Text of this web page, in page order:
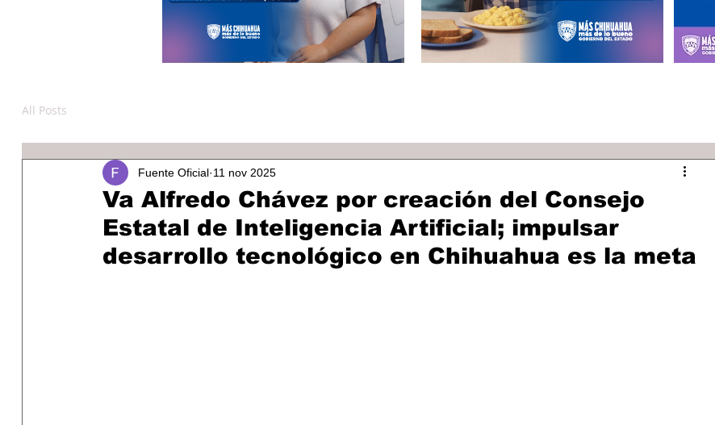
All Posts
Va Alfredo Chávez por creación del Consejo
Estatal de Inteligencia Artificial; impulsar
desarrollo tecnológico en Chihuahua es la meta
Fuente Oficial 11 nov 2025